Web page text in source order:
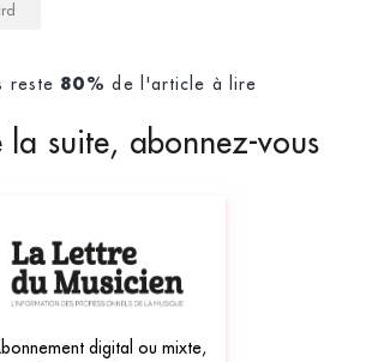
reste 80% de l'article à lire
la suite, abonnez-vous
digital ou mixte,